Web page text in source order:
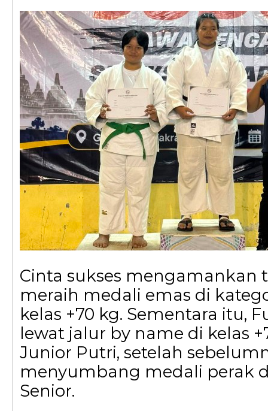
Cinta sukses mengamankan
meraih medali emas di
kelas +70 kg. Sementara itu,
lewat jalur by name di kelas
Junior Putri, setelah
menyumbang medali perak
Senior.